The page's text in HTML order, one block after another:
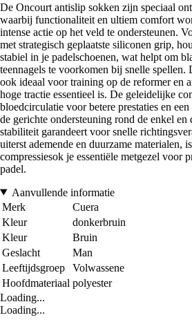
De Oncourt antislip sokken zijn speciaal
waarbij functionaliteit en ultiem comfort
intense actie op het veld te ondersteunen.
met strategisch geplaatste siliconen grip,
stabiel in je padelschoenen, wat helpt om
teennagels te voorkomen bij snelle spellen.
ook ideaal voor training op de reformer en
hoge tractie essentieel is. De geleidelijke
bloedcirculatie voor betere prestaties en
de gerichte ondersteuning rond de enkel en
stabiliteit garandeert voor snelle
uiterst ademende en duurzame materialen,
compressiesok je essentiële metgezel voor
padel.
Aanvullende informatie
Merk
Cuera
Kleur
donkerbruin
Kleur
Bruin
Geslacht
Man
Leeftijdsgroep
Volwassene
Hoofdmateriaal polyester
Loading...
Loading...